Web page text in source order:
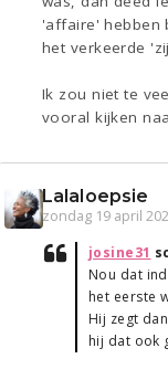
'affaire' hebben
het verkeerde
Ik zou niet te
vooral kijken
Lalaloepsie
zondag 19 april
josine31
Nou dat
het eerste
Hij zegt
hij dat ook